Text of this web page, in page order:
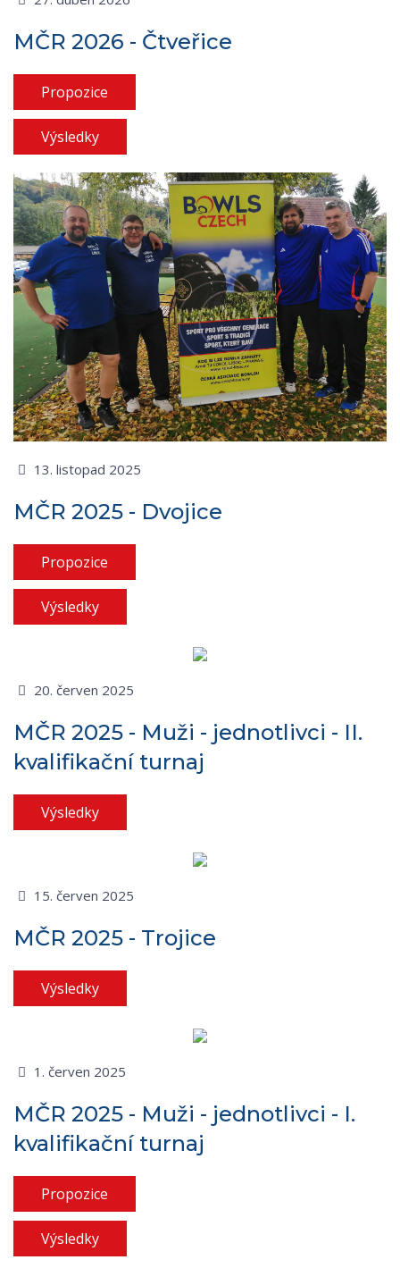
MČR 2026 - Čtveřice
Propozice
Výsledky
13. listopad 2025
MČR 2025 - Dvojice
Propozice
Výsledky
20. červen 2025
MČR 2025 - Muži - jednotlivci - II.
kvalifikační turnaj
Výsledky
15. červen 2025
MČR 2025 - Trojice
Výsledky
1. červen 2025
MČR 2025 - Muži - jednotlivci - I.
kvalifikační turnaj
Propozice
Výsledky